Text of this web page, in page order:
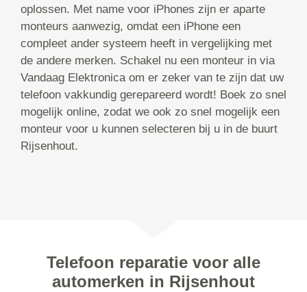
oplossen. Met name voor iPhones zijn er aparte
monteurs aanwezig, omdat een iPhone een
compleet ander systeem heeft in vergelijking met
de andere merken. Schakel nu een monteur in via
Vandaag Elektronica om er zeker van te zijn dat uw
telefoon vakkundig gerepareerd wordt! Boek zo snel
mogelijk online, zodat we ook zo snel mogelijk een
monteur voor u kunnen selecteren bij u in de buurt
Rijsenhout.
Telefoon reparatie voor alle
automerken in Rijsenhout